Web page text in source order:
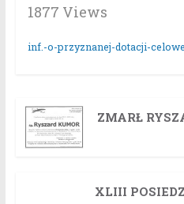
1877 Views
inf.-o-przyznanej-dotacji-
ZMARŁ
XLIII